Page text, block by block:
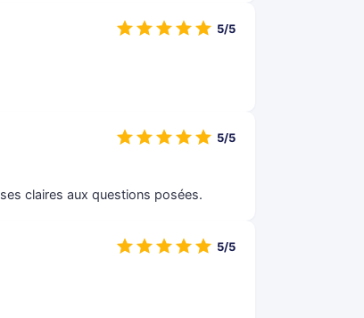
5/5
claires aux questions posées.
5/5
5/5